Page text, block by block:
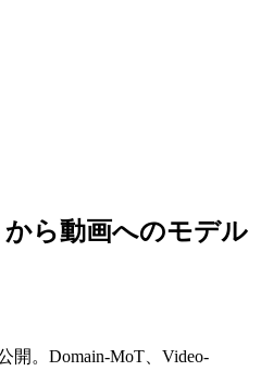
ら動画へのモデル
開。Domain-MoT、Video-